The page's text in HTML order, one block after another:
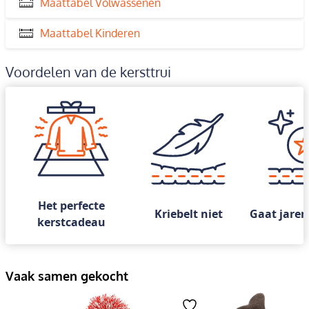
Maattabel Kinderen
Voordelen van de kersttrui
Het perfecte
kerstcadeau
Kriebelt niet Gaat
Vaak samen gekocht